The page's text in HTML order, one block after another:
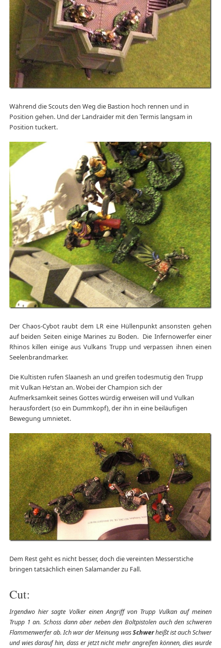
Während die Scouts den Weg die Bastion hoch rennen und in
Position gehen. Und der Landraider mit den Termis langsam in
Position tuckert.
Der Chaos-Cybot raubt dem LR eine Hüllenpunkt ansonsten gehen
auf beiden Seiten einige Marines zu Boden. Die Infernowerfer einer
Rhinos killen einige aus Vulkans Trupp und verpassen ihnen einen
Seelenbrandmarker.
Die Kultisten rufen Slaanesh an und greifen todesmutig den Trupp
mit Vulkan He’stan an. Wobei der Champion sich der
Aufmerksamkeit seines Gottes würdig erweisen will und Vulkan
herausfordert (so ein Dummkopf), der ihn in eine beiläufigen
Bewegung umnietet.
Dem Rest geht es nicht besser, doch die vereinten Messerstiche
bringen tatsächlich einen Salamander zu Fall.
Cut:
Irgendwo hier sagte Volker einen Angriff von Trupp Vulkan auf meinen
Trupp 1 an. Schoss dann aber neben den Boltpistolen auch den schweren
Flammenwerfer ab. Ich war der Meinung wasSchwerheißt ist auch Schwer
und wies darauf hin, dass er jetzt nicht mehr angreifen können, dies wurde